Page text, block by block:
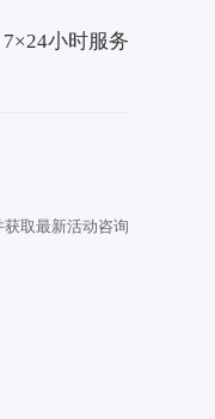
7×24小时服务
取最新活动咨询